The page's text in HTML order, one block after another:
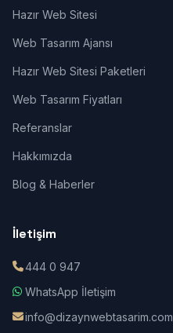
Hazır Web Sitesi
Web Tasarım Ajansı
Hazır Web Sitesi Paketleri
Web Tasarım Fiyatları
Referanslar
Hakkımızda
Blog & Haberler
İletişim
444 0 947
WhatsApp İletişim
info@dizaynwebtasarim.com